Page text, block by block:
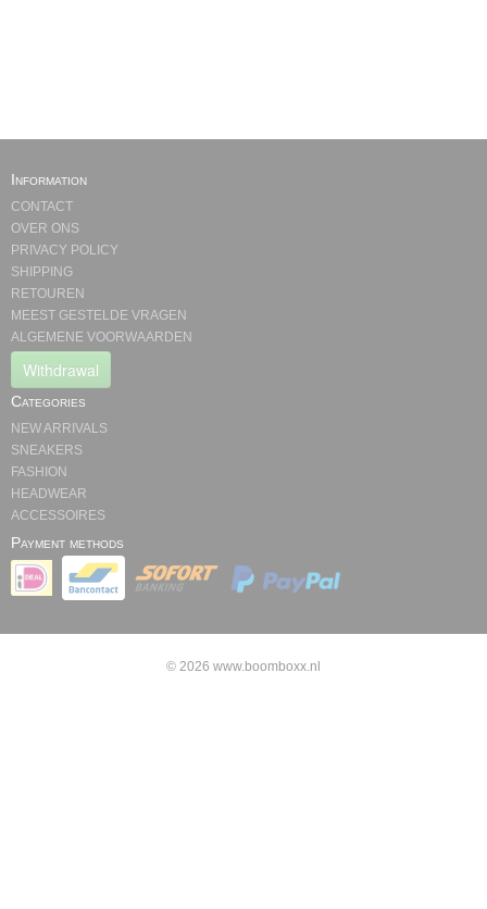
Information
CONTACT
OVER ONS
PRIVACY POLICY
SHIPPING
RETOUREN
MEEST GESTELDE VRAGEN
ALGEMENE VOORWAARDEN
Withdrawal
Categories
NEW ARRIVALS
SNEAKERS
FASHION
HEADWEAR
ACCESSOIRES
Payment methods
© 2026 www.boomboxx.nl